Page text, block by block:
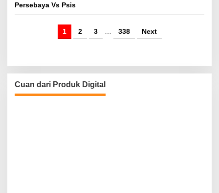
Persebaya Vs Psis
1 2 3 338 Next
Cuan dari Produk Digital